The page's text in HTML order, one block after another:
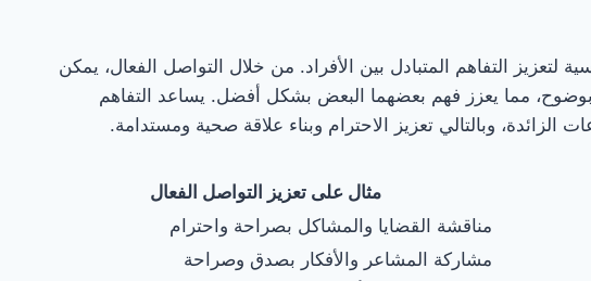
لتعزيز التفاهم المتبادل بين الأفراد. من خلال التواصل الفعال، يمكن
بوضوح، مما يعزز فهم بعضهما البعض بشكل أفضل. يساعد التفاهم
الزائدة، وبالتالي تعزيز الاحترام وبناء علاقة صحية ومستدامة.
مثال على تعزيز التواصل الفعال
مناقشة القضايا والمشاكل بصراحة واحترام
مشاركة المشاعر والأفكار بصدق وصراحة